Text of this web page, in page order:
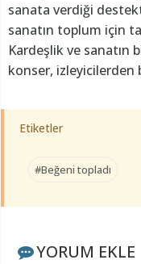
sanata verdiği
sanatın toplum için
Kardeşlik ve sanatın
konser, izleyicilerden
Etiketler
#Beğeni topladı
YORUM EKLE